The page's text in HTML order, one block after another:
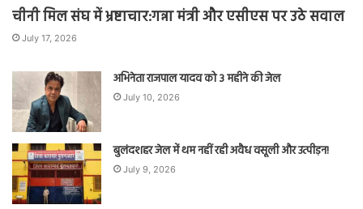
चीनी मिल संघ में भ्रष्टाचार:गन्ना मंत्री और एसीएस पर उठे सवाल
July 17, 2026
अभिनेता राजपाल यादव को 3 महीने की जेल
July 10, 2026
बुलंदशहर जेल में थम नहीं रही अवैध वसूली और उत्पीड़न!
July 9, 2026